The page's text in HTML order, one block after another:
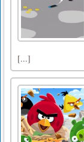
[...]